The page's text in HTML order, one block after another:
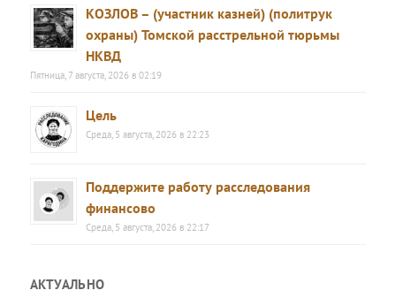
КОЗЛОВ – (участник казней) (политрук
охраны) Томской расстрельной тюрьмы
НКВД
Пятница, 7 августа, 2026 в 02:19
Цель
Среда, 5 августа, 2026 в 22:23
Поддержите работу расследования
финансово
Среда, 5 августа, 2026 в 22:17
АКТУАЛЬНО